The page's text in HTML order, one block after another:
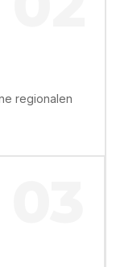
regionalen